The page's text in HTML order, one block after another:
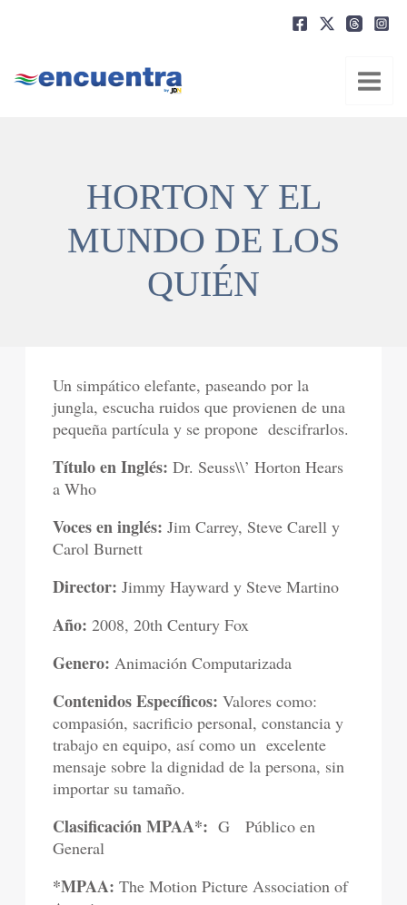
HORTON Y EL
MUNDO DE LOS
QUIÉN
Un simpático elefante, paseando por la
jungla, escucha ruidos que provienen de una
pequeña partícula y se propone descifrarlos.
Título en Inglés: Dr. Seuss\\’ Horton Hears
a Who
Voces en inglés: Jim Carrey, Steve Carell y
Carol Burnett
Director:Jimmy Hayward y Steve Martino
Año:2008, 20th Century Fox
Genero: Animación Computarizada
Contenidos Específicos: Valores como:
compasión, sacrificio personal, constancia y
trabajo en equipo, así como un excelente
mensaje sobre la dignidad de la persona, sin
importar su tamaño.
Clasificación MPAA*: G Público en
General
*MPAA: The Motion Picture Association of